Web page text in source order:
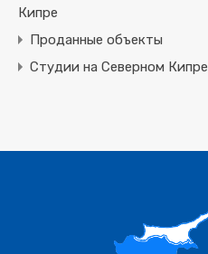
Кипре
Проданные объекты
Студии на Северном Кипре